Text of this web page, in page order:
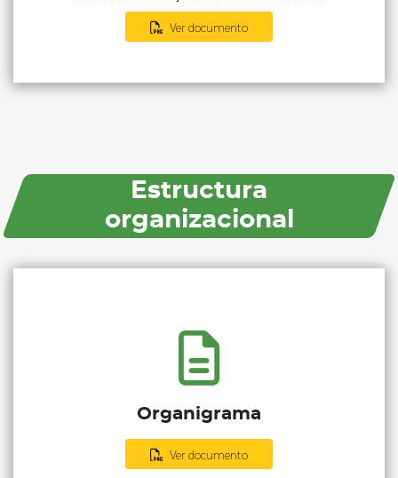
Ver documento
Estructura
organizacional
Organigrama
Ver documento